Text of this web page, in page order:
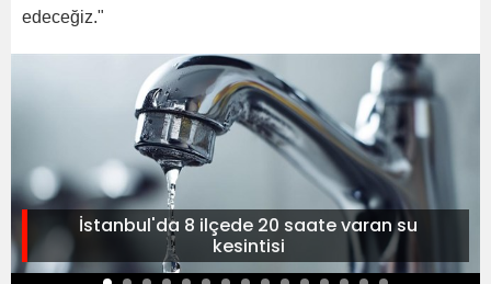
edeceğiz."
İstanbul'da 8 ilçede 20 saate varan su
kesintisi